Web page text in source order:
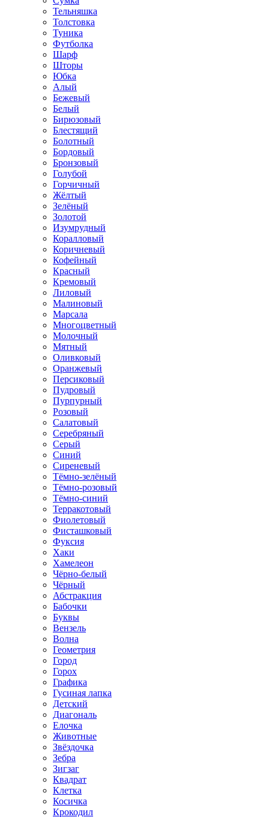
Тельняшка
Толстовка
Туника
Футболка
Шарф
Шторы
Юбка
Алый
Бежевый
Белый
Бирюзовый
Блестящий
Болотный
Бордовый
Бронзовый
Голубой
Горчичный
Жёлтый
Зелёный
Золотой
Изумрудный
Коралловый
Коричневый
Кофейный
Красный
Кремовый
Лиловый
Малиновый
Марсала
Многоцветный
Молочный
Мятный
Оливковый
Оранжевый
Персиковый
Пудровый
Пурпурный
Розовый
Салатовый
Серебряный
Серый
Синий
Сиреневый
Тёмно-зелёный
Тёмно-розовый
Тёмно-синий
Терракотовый
Фиолетовый
Фисташковый
Фуксия
Хаки
Хамелеон
Чёрно-белый
Чёрный
Абстракция
Бабочки
Буквы
Вензель
Волна
Геометрия
Город
Горох
Графика
Гусиная лапка
Детский
Диагональ
Елочка
Животные
Звёздочка
Зебра
Зигзаг
Квадрат
Клетка
Косичка
Крокодил